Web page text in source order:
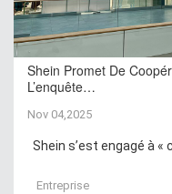
Shein Promet De
L’enquête…
Nov 04,2025
Shein s’est engagé à «
Entreprise